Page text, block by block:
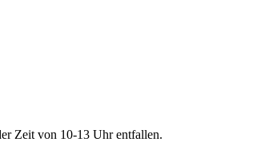
Zeit von 10-13 Uhr entfallen.